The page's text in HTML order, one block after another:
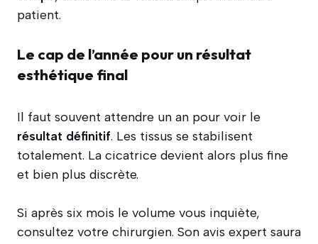
patient.
Le cap de l’année pour un résultat
esthétique final
Il faut souvent attendre un an pour voir le
résultat définitif. Les tissus se stabilisent
totalement. La cicatrice devient alors plus fine
et bien plus discrète.
Si après six mois le volume vous inquiète,
consultez votre chirurgien. Son avis expert saura